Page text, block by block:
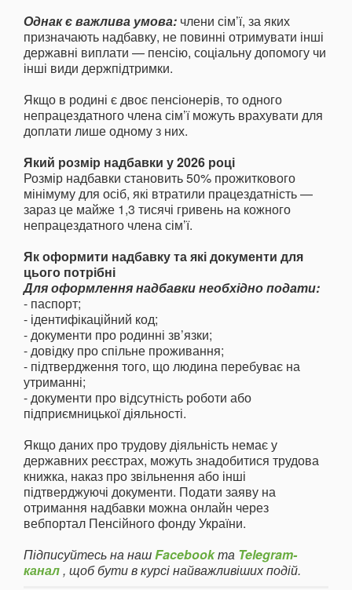
Однак є важлива умова: члени сім’ї, за яких
призначають надбавку, не повинні отримувати інші
державні виплати — пенсію, соціальну допомогу чи
інші види держпідтримки.
Якщо в родині є двоє пенсіонерів, то одного
непрацездатного члена сім’ї можуть врахувати для
доплати лише одному з них.
Який розмір надбавки у 2026 році
Розмір надбавки становить 50% прожиткового
мінімуму для осіб, які втратили працездатність —
зараз це майже 1,3 тисячі гривень на кожного
непрацездатного члена сім’ї.
Як оформити надбавку та які документи для
цього потрібні
Для оформлення надбавки необхідно подати:
- паспорт;
- ідентифікаційний код;
- документи про родинні зв’язки;
- довідку про спільне проживання;
- підтвердження того, що людина перебуває на
утриманні;
- документи про відсутність роботи або
підприємницької діяльності.
Якщо даних про трудову діяльність немає у
державних реєстрах, можуть знадобитися трудова
книжка, наказ про звільнення або інші
підтверджуючі документи. Подати заяву на
отримання надбавки можна онлайн через
вебпортал Пенсійного фонду України.
Підписуйтесь на нашFacebookта Telegram-
канал, щоб бути в курсі найважливіших подій.